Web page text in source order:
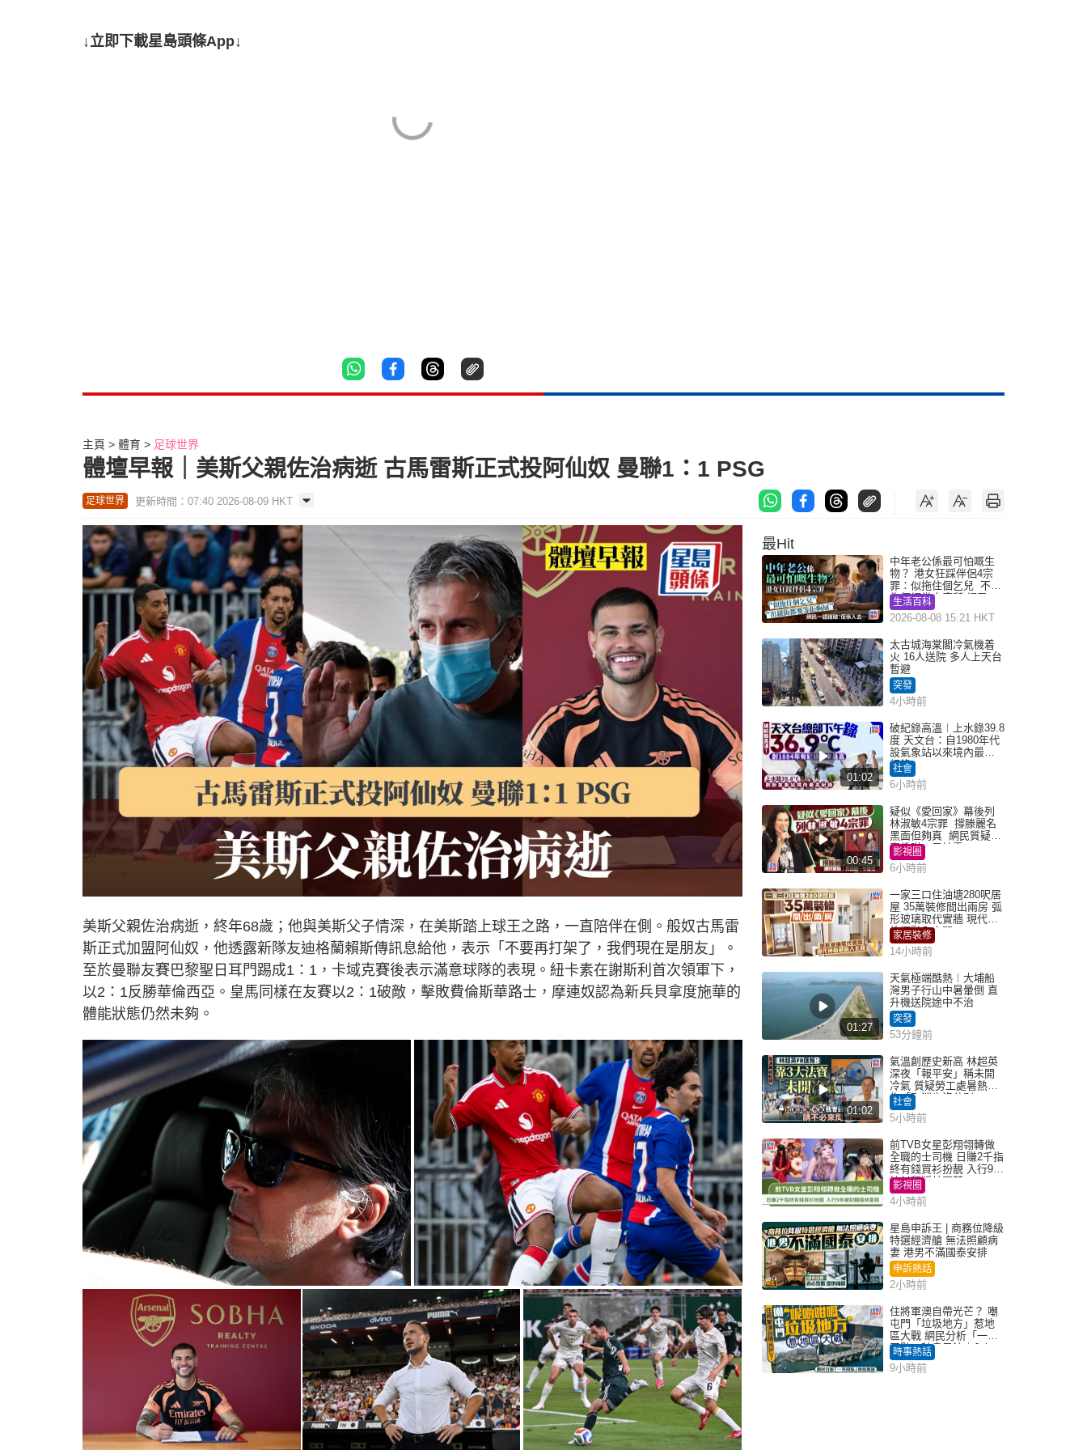
↓立即下載星島頭條App↓
主頁 體育 足球世界
體壇早報｜美斯父親佐治病逝 古馬雷斯正式投阿仙奴 曼聯1：1 PSG
足球世界 更新時間：07:40 2026-08-09 HKT
美斯父親佐治病逝，終年68歲；他與美斯父子情深，在美斯踏上球王之路，一直陪伴在側。般奴古馬雷
斯正式加盟阿仙奴，他透露新隊友迪格蘭賴斯傳訊息給他，表示「不要再打架了，我們現在是朋友」。
至於曼聯友賽巴黎聖日耳門踢成1：1，卡域克賽後表示滿意球隊的表現。紐卡素在謝斯利首次領軍下，
以2：1反勝華倫西亞。皇馬同樣在友賽以2：1破敵，擊敗費倫斯華路士，摩連奴認為新兵貝拿度施華的
體能狀態仍然未夠。
最Hit
中年老公係最可怕嘅生
物？ 港女狂踩伴侶4宗
罪：似拖住個乞兒 不解
為何經常去廁所 網民一
語道破
生活百科
2026-08-08 15:21 HKT
太古城海棠閣冷氣機着
火 16人送院 多人上天台
暫避
突發
4小時前
01:02
破紀錄高溫︱上水錄39.8
度 天文台：自1980年代
設氣象站以來境內最高
紀錄
社會
6小時前
00:45
疑似《愛回家》幕後列
林淑敏4宗罪 撐滕麗名
黑面但夠真 網民質疑：
真係咁一早被雪
影視圈
6小時前
一家三口住油塘280呎居
屋 35萬裝修間出兩房 弧
形玻璃取代實牆 現代神
枱櫃融入玄關
家居裝修
14小時前
01:27
天氣極端酷熱︱大埔船
灣男子行山中暑暈倒 直
升機送院途中不治
突發
53分鐘前
01:02
氣溫創歷史新高 林超英
深夜「報平安」稱未開
冷氣 質疑勞工處暑熱警
告「取消也沒分別」
社會
5小時前
前TVB女星彭翔翎轉做
全職的士司機 日賺2千指
終有錢買衫扮靚 入行9年
被封翻版林夏薇
影視圈
4小時前
星島申訴王 | 商務位降級
特選經濟艙 無法照顧病
妻 港男不滿國泰安排
申訴熱話
2小時前
住將軍澳自帶光芒？ 嘲
屯門「垃圾地方」惹地
區大戰 網民分析「一共
同點」秒息風波｜Juicy
叮
時事熱話
9小時前